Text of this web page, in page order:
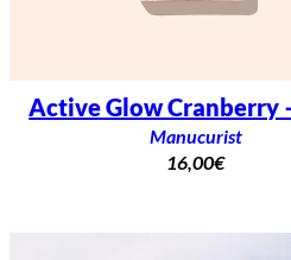
Active Glow Cranberry
Manucurist
16,00€